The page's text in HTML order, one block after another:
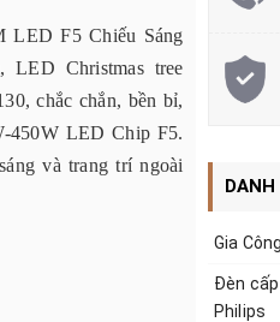
LED F5 Chiếu Sáng
LED Christmas tree
chắc chắn, bền bỉ,
450W LED Chip F5.
và trang trí ngoài
DANH
Gia
Đèn
Philips